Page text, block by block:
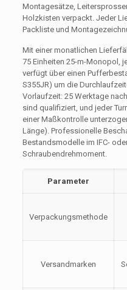
Montagesätze,
Holzkisten verpackt. Jeder
Packliste und
Mit einer monatlichen
75 Einheiten 25-m-Monopol,
verfügt über einen
S355JR) um die
Vorlaufzeit: 25 Werktage
sind qualifiziert, und jeder
einer Maßkontrolle
Länge). Professionelle
Bestandsmodelle im IFC-
Schraubendrehmoment.
Parameter
Verpackungsmethode
Versandmarken